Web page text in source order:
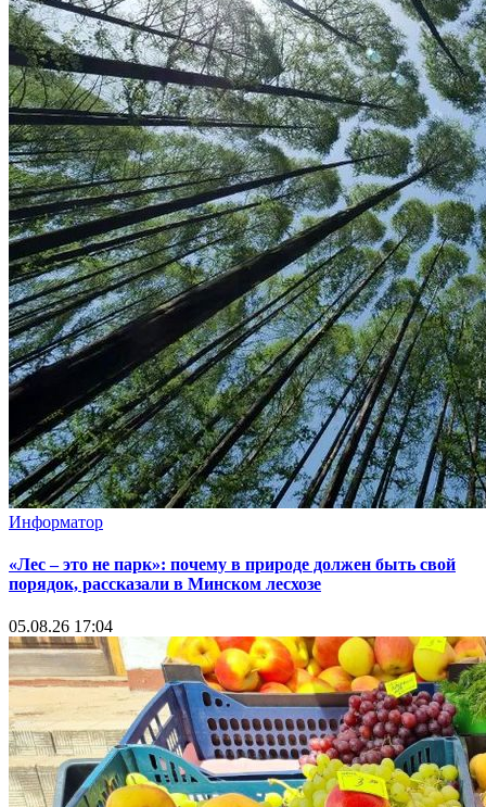
Информатор
«Лес – это не парк»: почему в природе должен быть свой
порядок, рассказали в Минском лесхозе
05.08.26 17:04